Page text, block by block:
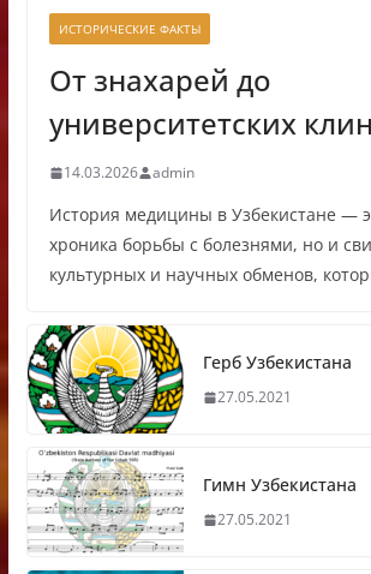
ИСТОРИЧЕСКИЕ ФАКТЫ
От знахарей до
университетских
14.03.2026 admin
История медицины в Узбекистане —
хроника борьбы с болезнями, но и
культурных и научных обменов,
Герб Узбекистана
27.05.2021
Гимн Узбекистана
27.05.2021